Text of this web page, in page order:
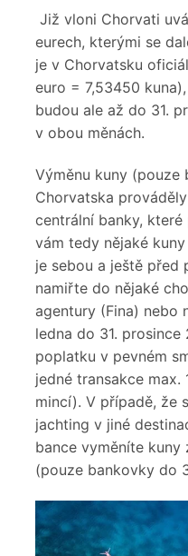
Již vloni Chorvati
eurech, kterými se
je v Chorvatsku
euro = 7,53450
budou ale až do 31.
v obou měnách.
Výměnu kuny (pouze
Chorvatska
centrální banky,
vám tedy nějaké
je sebou a ještě před
namiřte do nějaké
agentury (Fina) nebo
ledna do 31.
poplatku v pevném
jedné transakce max.
mincí). V případě, že
jachting v jiné
bance vyměníte
(pouze bankovky do